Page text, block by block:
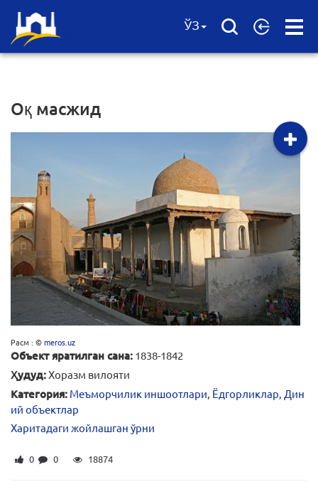
Open
ЎЗ
Оқ масжид
Расм : ©meros.uz
Объект яратилган сана: 1838-1842
Ҳудуд:Хоразм вилояти
Категория: Меъморчилик иншоотлари Ёдгорликлар Дин
ий объектлар
Харитадаги жойлашган ўрни
0 0 18874